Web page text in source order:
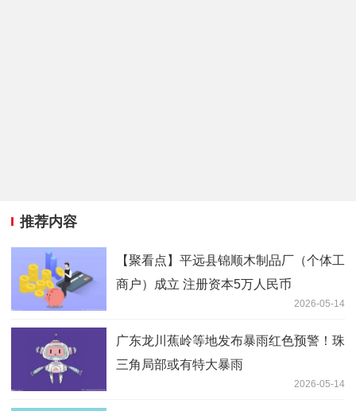
推荐内容
【聚看点】平远县锦顺木制品厂（个体工
商户）成立 注册资本5万人民币
2026-05-14
广东龙川蕉岭等地发布暴雨红色预警！珠
三角局部或有特大暴雨
2026-05-14